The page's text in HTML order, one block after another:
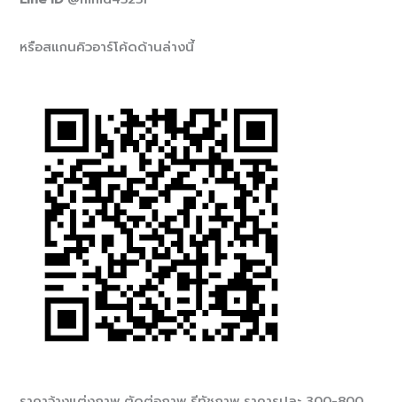
หรือสแกนคิวอาร์โค้ดด้านล่างนี้